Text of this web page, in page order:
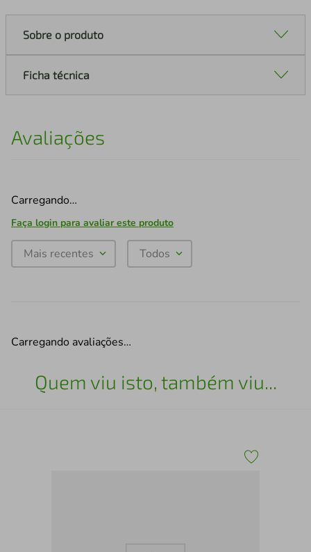
Sobre o produto
Ficha técnica
Avaliações
Carregando…
Faça login para avaliar este produto
Mais recentes Todos
Carregando avaliações…
Quem viu isto, também viu...